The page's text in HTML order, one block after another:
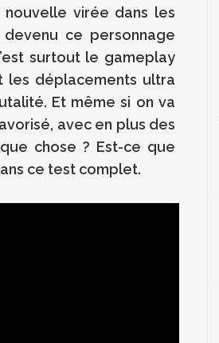
virée dans les
ce personnage
surtout le gameplay
les déplacements ultra
Et même si on va
avec en plus des
chose ? Est-ce que
ce test complet.